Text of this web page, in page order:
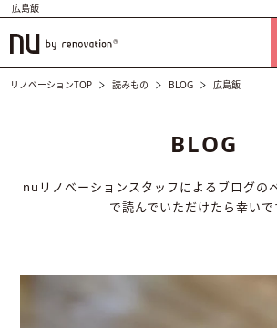
広島飯
リノベーションTOP 読みもの BLOG 広島飯
BLOG
nuリノベーションスタッフによるブログの
で読んでいただけたら幸いで